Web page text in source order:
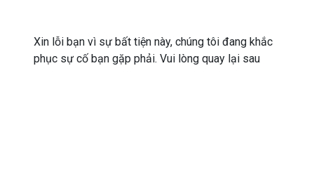
Xin lỗi bạn vì sự bất tiện này, chúng tôi đang khắc
phục sự cố bạn gặp phải. Vui lòng quay lại sau